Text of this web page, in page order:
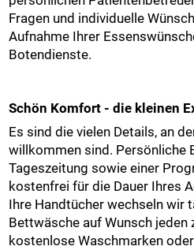
Fragen und individuelle
Aufnahme Ihrer
Botendienste.
Schön Komfort - die kleinen
Es sind die vielen Details, an
willkommen sind. Persönliche
Tageszeitung sowie einer
kostenfrei für die Dauer Ihres
Ihre Handtücher wechseln wir
Bettwäsche auf Wunsch jeden
kostenlose Waschmarken